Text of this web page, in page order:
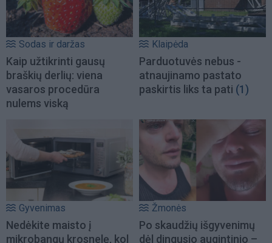
Sodas ir daržas
Kaip užtikrinti gausų
braškių derlių: viena
vasaros procedūra
nulems viską
Klaipėda
Parduotuvės nebus -
atnaujinamo pastato
paskirtis liks ta pati (1)
Gyvenimas
Nedėkite maisto į
mikrobangų krosnelę, kol
Žmonės
Po skaudžių išgyvenimų
dėl dingusio augintinio –